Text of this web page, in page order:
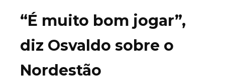
“É muito bom jogar”,
diz Osvaldo sobre o
Nordestão